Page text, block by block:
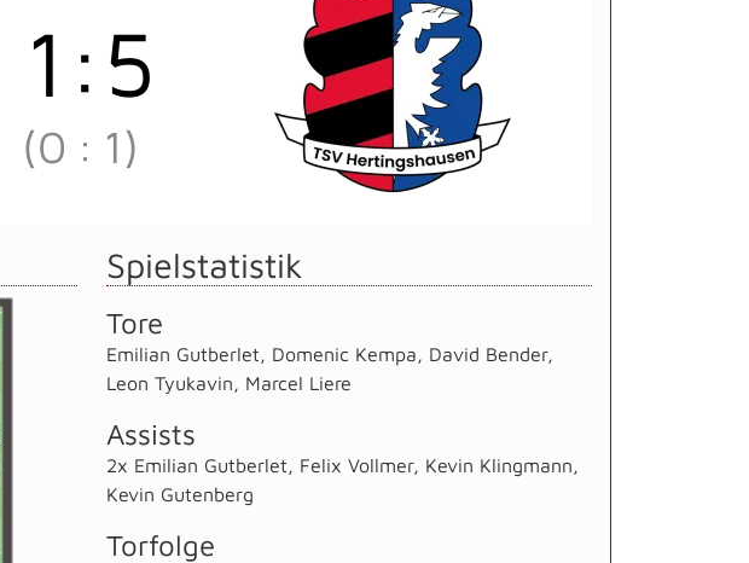
1 :5
(0 : 1)
Spielstatistik
Tore
Emilian Gutberlet Domenic Kempa David Bender,
Leon Tyukavin
Marcel Liere
Assists
2x Emilian Gutberlet Felix Vollmer, Kevin Klingmann
Kevin Gutenberg
Torfolge